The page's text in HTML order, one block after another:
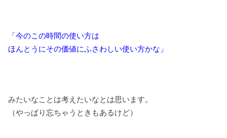
「今のこの時間の使い方は
ほんとうにその価値にふさわしい使い方かな」
みたいなことは考えたいなとは思います。
（やっぱり忘ちゃうときもあるけど）